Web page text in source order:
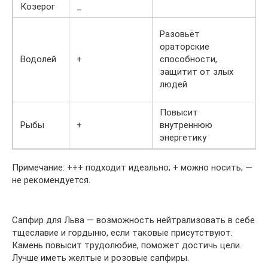
Козерог
Водолей +
Разовьёт
ораторские
способности,
защитит от злых
людей
Рыбы +
Повысит
внутреннюю
энергетику
Примечание: +++ подходит идеально; + можно носить; —
не рекомендуется.
Сапфир для Льва — возможность нейтрализовать в себе
тщеславие и гордыню, если таковые присутствуют.
Камень повысит трудолюбие, поможет достичь цели.
Лучше иметь желтые и розовые сапфиры.